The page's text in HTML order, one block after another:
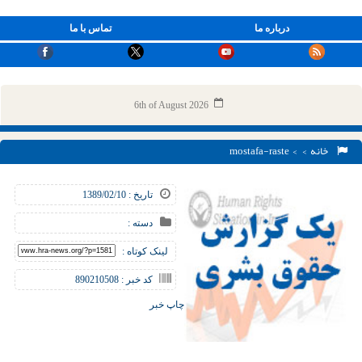
تماس با ما درباره ما
6th of August 2026
خانه > > mostafa-raste
تاریخ : 1389/02/10
دسته :
لینک کوتاه :
کد خبر : 890210508
چاپ خبر